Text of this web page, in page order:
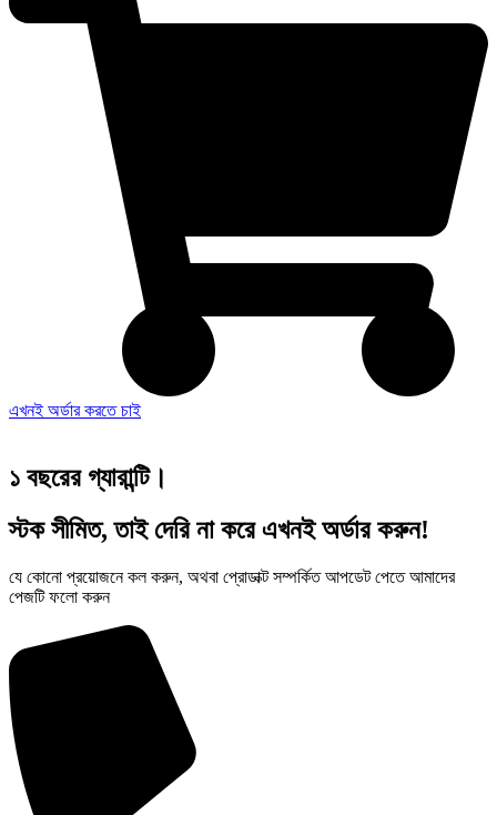
এখনই অর্ডার করতে চাই
১ বছরের গ্যারান্টি।
স্টক সীমিত, তাই দেরি না করে এখনই অর্ডার করুন!
যে কোনো প্রয়োজনে কল করুন, অথবা প্রোডাক্ট সম্পর্কিত আপডেট পেতে আমাদের
পেজটি ফলো করুন